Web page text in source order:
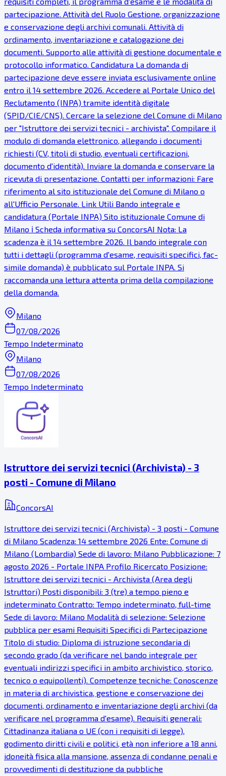
partecipazione. Attività del Ruolo Gestione, organizzazione
e conservazione degli archivi comunali. Attività di
ordinamento, inventariazione e catalogazione dei
documenti. Supporto alle attività di gestione documentale e
protocollo informatico. Candidatura La domanda di
partecipazione deve essere inviata esclusivamente online
entro il 14 settembre 2026. Accedere al Portale Unico del
Reclutamento (INPA) tramite identità digitale
(SPID/CIE/CNS). Cercare la selezione del Comune di Milano
per "Istruttore dei servizi tecnici - archivista". Compilare il
modulo di domanda elettronico, allegando i documenti
richiesti (CV, titoli di studio, eventuali certificazioni,
documento d'identità). Inviare la domanda e conservare la
ricevuta di presentazione. Contatti per informazioni: Fare
riferimento al sito istituzionale del Comune di Milano o
all'Ufficio Personale. Link Utili Bando integrale e
candidatura (Portale INPA) Sito istituzionale Comune di
Milano ℹ Scheda informativa su ConcorsAI Nota: La
scadenza è il 14 settembre 2026. Il bando integrale con
tutti i dettagli (programma d'esame, requisiti specifici, fac-
simile domanda) è pubblicato sul Portale INPA. Si
raccomanda una lettura attenta prima della compilazione
della domanda.
Milano
07/08/2026
Tempo Indeterminato
Milano
07/08/2026
Tempo Indeterminato
Istruttore dei servizi tecnici (Archivista) - 3
posti - Comune di Milano
ConcorsAI
Istruttore dei servizi tecnici (Archivista) - 3 posti - Comune
di Milano Scadenza: 14 settembre 2026 Ente: Comune di
Milano (Lombardia) Sede di lavoro: Milano Pubblicazione: 7
agosto 2026 - Portale INPA Profilo Ricercato Posizione:
Istruttore dei servizi tecnici - Archivista (Area degli
Istruttori) Posti disponibili: 3 (tre) a tempo pieno e
indeterminato Contratto: Tempo indeterminato, full-time
Sede di lavoro: Milano Modalità di selezione: Selezione
pubblica per esami Requisiti Specifici di Partecipazione
Titolo di studio: Diploma di istruzione secondaria di
secondo grado (da verificare nel bando integrale per
eventuali indirizzi specifici in ambito archivistico, storico,
tecnico o equipollenti). Competenze tecniche: Conoscenze
in materia di archivistica, gestione e conservazione dei
documenti, ordinamento e inventariazione degli archivi (da
verificare nel programma d'esame). Requisiti generali:
Cittadinanza italiana o UE (con i requisiti di legge),
godimento diritti civili e politici, età non inferiore a 18 anni,
idoneità fisica alla mansione, assenza di condanne penali e
provvedimenti di destituzione da pubbliche